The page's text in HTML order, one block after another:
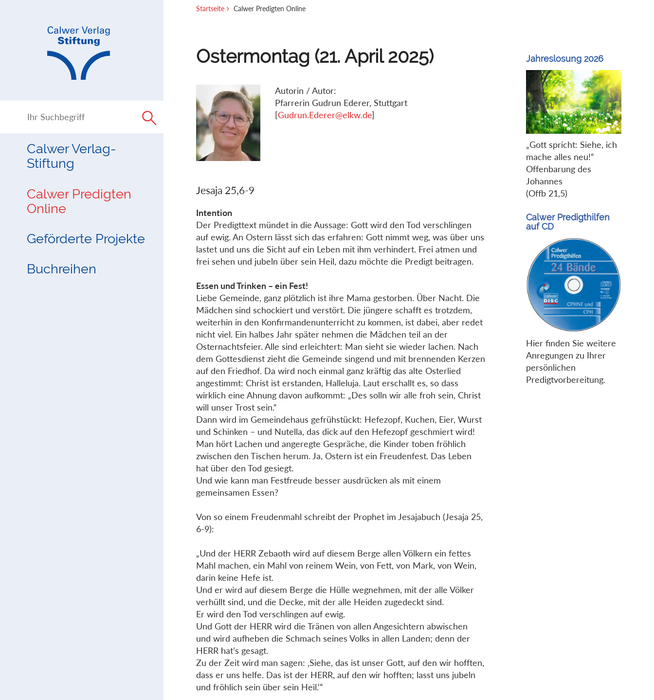
Calwer Verlag-
Stiftung
Calwer Predigten
Online
Geförderte Projekte
Buchreihen
Startseite Calwer Predigten Online
Ostermontag (21. April 2025)
Autorin / Autor:
Pfarrerin Gudrun Ederer, Stuttgart
[Gudrun.Ederer@elkw.de]
Jesaja 25,6-9
Intention
Der Predigttext mündet in die Aussage: Gott wird den Tod verschlingen
auf ewig. An Ostern lässt sich das erfahren: Gott nimmt weg, was über uns
lastet und uns die Sicht auf ein Leben mit ihm verhindert. Frei atmen und
frei sehen und jubeln über sein Heil, dazu möchte die Predigt beitragen.
Essen und Trinken – ein Fest!
Liebe Gemeinde, ganz plötzlich ist ihre Mama gestorben. Über Nacht. Die
Mädchen sind schockiert und verstört. Die jüngere schafft es trotzdem,
weiterhin in den Konfirmandenunterricht zu kommen, ist dabei, aber redet
nicht viel. Ein halbes Jahr später nehmen die Mädchen teil an der
Osternachtsfeier. Alle sind erleichtert: Man sieht sie wieder lachen. Nach
dem Gottesdienst zieht die Gemeinde singend und mit brennenden Kerzen
auf den Friedhof. Da wird noch einmal ganz kräftig das alte Osterlied
angestimmt: Christ ist erstanden, Halleluja. Laut erschallt es, so dass
wirklich eine Ahnung davon aufkommt: „Des solln wir alle froh sein, Christ
will unser Trost sein.“
Dann wird im Gemeindehaus gefrühstückt: Hefezopf, Kuchen, Eier, Wurst
und Schinken – und Nutella, das dick auf den Hefezopf geschmiert wird!
Man hört Lachen und angeregte Gespräche, die Kinder toben fröhlich
zwischen den Tischen herum. Ja, Ostern ist ein Freudenfest. Das Leben
hat über den Tod gesiegt.
Und wie kann man Festfreude besser ausdrücken als mit einem
gemeinsamen Essen?
Von so einem Freudenmahl schreibt der Prophet im Jesajabuch (Jesaja 25,
6-9):
„Und der HERR Zebaoth wird auf diesem Berge allen Völkern ein fettes
Mahl machen, ein Mahl von reinem Wein, von Fett, von Mark, von Wein,
darin keine Hefe ist.
Und er wird auf diesem Berge die Hülle wegnehmen, mit der alle Völker
verhüllt sind, und die Decke, mit der alle Heiden zugedeckt sind.
Er wird den Tod verschlingen auf ewig.
Und Gott der HERR wird die Tränen von allen Angesichtern abwischen
und wird aufheben die Schmach seines Volks in allen Landen; denn der
HERR hat’s gesagt.
Zu der Zeit wird man sagen: ‚Siehe, das ist unser Gott, auf den wir hofften,
dass er uns helfe. Das ist der HERR, auf den wir hofften; lasst uns jubeln
und fröhlich sein über sein Heil.‘“
Jahreslosung 2026
„Gott spricht: Siehe, ich
mache alles neu!“
Offenbarung des
Johannes
(Offb 21,5)
Calwer Predigthilfen
auf CD
Hier finden Sie weitere
Anregungen zu Ihrer
persönlichen
Predigtvorbereitung.